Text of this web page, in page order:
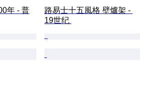
路易士十五風格 壁爐架 -
19世纪